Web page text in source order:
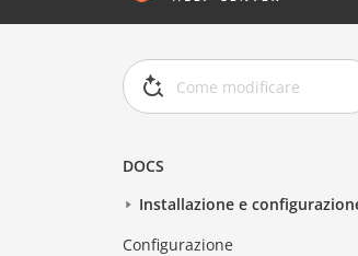
DOCS
Installazione e
Configurazione